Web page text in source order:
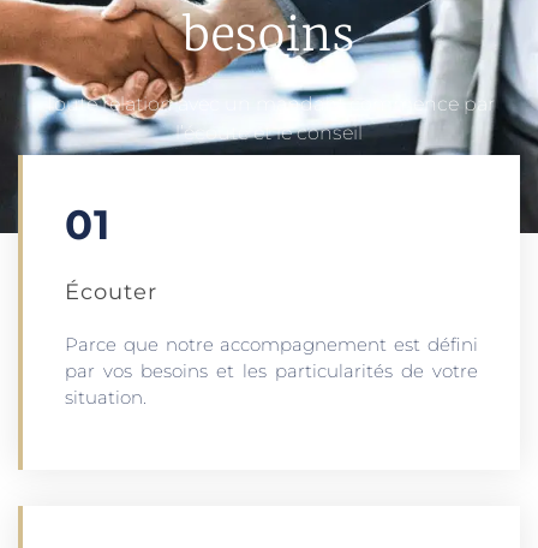
besoins
Toute relation avec un mandant commence par
l’écoute et le conseil
01
Écouter​
Parce que notre accompagnement est défini
par vos besoins et les particularités de votre
situation.